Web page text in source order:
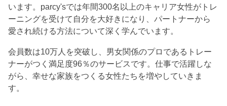
います。parcy'sでは年間300名以上のキャリア女性がトレ
ーニングを受けて自分を大好きになり、パートナーから
愛され続ける方法について深く学んでいます。
会員数は10万人を突破し、男女関係のプロであるトレー
ナーがつく満足度96％のサービスです。仕事で活躍しな
がら、幸せな家族をつくる女性たちを増やしていきま
す。